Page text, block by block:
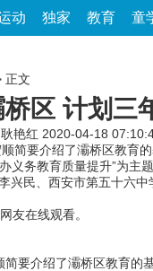
动 独家 教育 童
正文
区 计划三
艳红 2020-04-18
简要介绍了灞桥区教育
务教育质量提升”为主
兴民、西安市第五十六
在线观看。
介绍了灞桥区教育的基